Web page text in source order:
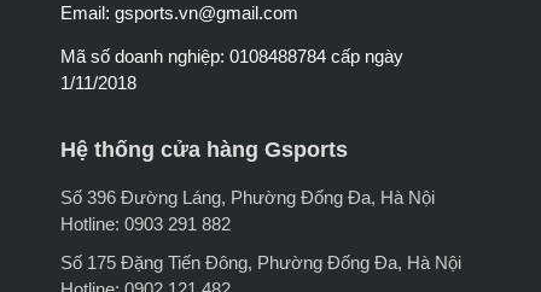
Email: gsports.vn@gmail.com
Mã số doanh nghiệp: 0108488784 cấp ngày
1/11/2018
Hệ thống cửa hàng Gsports
Số 396 Đường Láng, Phường Đống Đa, Hà Nội
Hotline: 0903 291 882
Số 175 Đặng Tiến Đông, Phường Đống Đa, Hà Nội